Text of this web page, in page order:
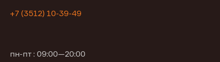
+7 (3512) 10-39-49
пн-пт : 09:00—20:00